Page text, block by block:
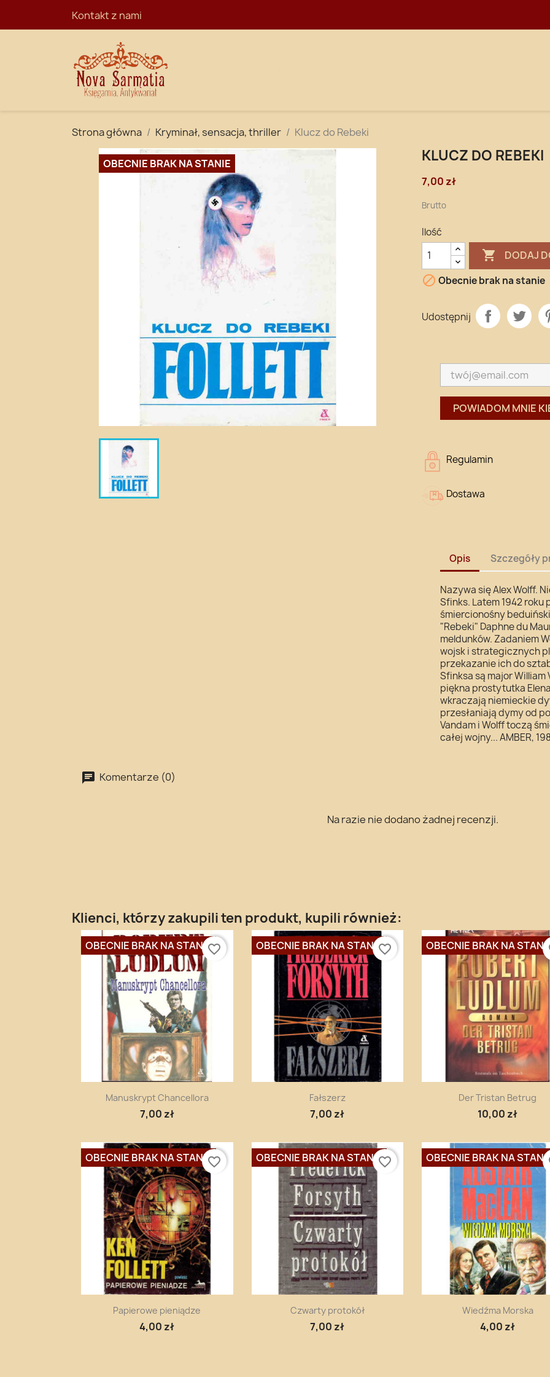
Kontakt z nami
Strona główna Kryminał, sensacja, thriller Klucz do Rebeki
OBECNIE BRAK NA STANIE KLUCZ DO REBEKI
7,00 zł
Brutto
Ilość
 DODAJ
 Obecnie brak na stanie
Udostępnij
POWIADOM MNIE
Regulamin
Dostawa
Opis Szczegóły
Nazywa się Alex Wolff.
Sfinks. Latem 1942
śmiercionośny
"Rebeki" Daphne du
meldunków. Zadaniem
wojsk i strategicznych
przekazanie ich do
Sfinksa są major
piękna prostytutka
wkraczają niemieckie
przesłaniają dymy od
Vandam i Wolff toczą
całej wojny... AMBER,
Komentarze (0)
Na razie nie dodano żadnej recenzji.
Klienci, którzy zakupili ten produkt, kupili również:
Szybki podgląd
Manuskrypt Chancellora
7,00 zł
OBECNIE BRAK NA STANIEfavorite_border
Szybki podgląd
Fałszerz
7,00 zł
OBECNIE BRAK NA STANIEfavorite_border
Szybki podgląd
Der Tristan Betrug
10,00 zł
OBECNIE BRAK NA
Szybki podgląd
Papierowe pieniądze
4,00 zł
OBECNIE BRAK NA STANIEfavorite_border
Szybki podgląd
Czwarty protokół
7,00 zł
OBECNIE BRAK NA STANIEfavorite_border
Szybki podgląd
Wiedźma Morska
4,00 zł
OBECNIE BRAK NA